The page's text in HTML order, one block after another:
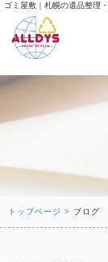
ゴミ屋敷｜札幌の遺品整理
トップページ > ブログ